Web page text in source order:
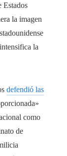
Estados
la imagen
la
defendió las
como
de